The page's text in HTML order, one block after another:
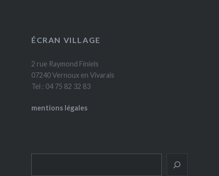
ÉCRAN VILLAGE
2 rue Raymond Finiels
07240 Vernoux en Vivarais
Tel : 04 75 82 32 83
mentions légales